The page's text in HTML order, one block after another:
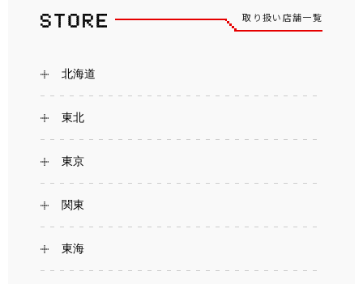
取り扱い店舗一覧
北海道
東北
東京
関東
東海